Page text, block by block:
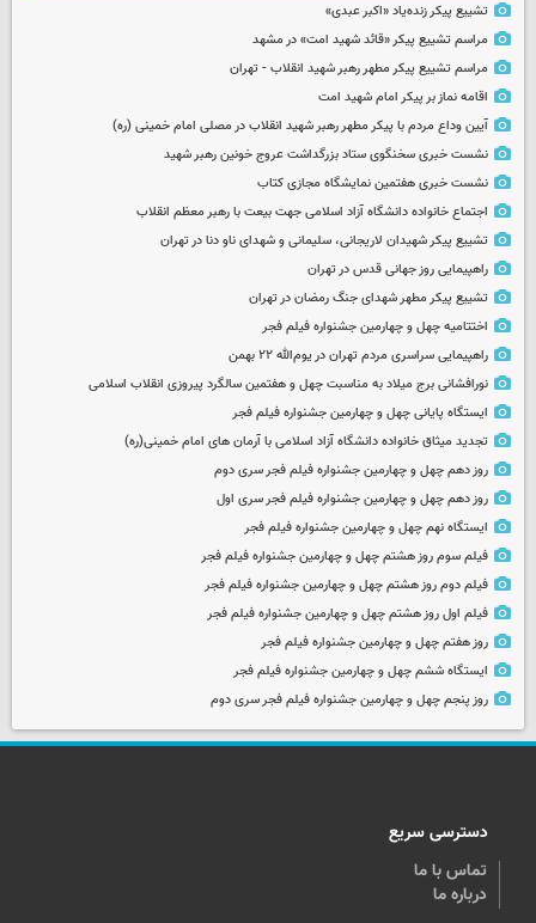
تشییع پیکر زنده‌یاد «اکبر عبدی»
مراسم تشییع پیکر «قائد شهید امت» در مشهد
مراسم تشییع پیکر مطهر رهبر شهید انقلاب - تهران
اقامه نماز بر پیکر امام شهید امت
آیین وداع مردم با پیکر مطهر رهبر شهید انقلاب در مصلی امام خمینی (ره)
نشست خبری سخنگوی ستاد بزرگداشت عروج خونین رهبر شهید
نشست خبری هفتمین نمایشگاه مجازی کتاب
اجتماع خانواده دانشگاه آزاد اسلامی جهت بیعت با رهبر معظم انقلاب
تشییع پیکر شهیدان لاریجانی، سلیمانی و شهدای ناو دنا در تهران
راهپیمایی روز جهانی قدس در تهران
تشییع پیکر مطهر شهدای جنگ رمضان در تهران
اختتامیه چهل و چهارمین جشنواره فیلم فجر
راهپیمایی سراسری مردم تهران در یوم‌الله ۲۲ بهمن
نورافشانی برج میلاد به مناسبت چهل‌ و هفتمین سالگرد پیروزی انقلاب اسلامی
ایستگاه پایانی چهل و چهارمین جشنواره فیلم فجر
تجدید میثاق خانواده دانشگاه آزاد اسلامی با آرمان های امام خمینی(ره)
روز دهم چهل و چهارمین جشنواره فیلم فجر سری دوم
روز دهم چهل و چهارمین جشنواره فیلم فجر سری اول
ایستگاه نهم چهل و چهارمین جشنواره فیلم فجر
فیلم سوم روز هشتم چهل و چهارمین جشنواره فیلم فجر
فیلم دوم روز هشتم چهل و چهارمین جشنواره فیلم فجر
فیلم اول روز هشتم چهل و چهارمین جشنواره فیلم فجر
روز هفتم چهل و چهارمین جشنواره فیلم فجر
ایستگاه ششم چهل و چهارمین جشنواره فیلم فجر
روز پنجم چهل و چهارمین جشنواره فیلم فجر سری دوم
دسترسی سریع
تماس با ما
درباره ما